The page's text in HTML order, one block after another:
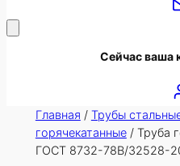
Сейчас ваша
Главная / Трубы
горячекатанные/ Труба
ГОСТ 8732-78В/32528-